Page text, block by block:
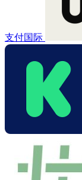
支付国际